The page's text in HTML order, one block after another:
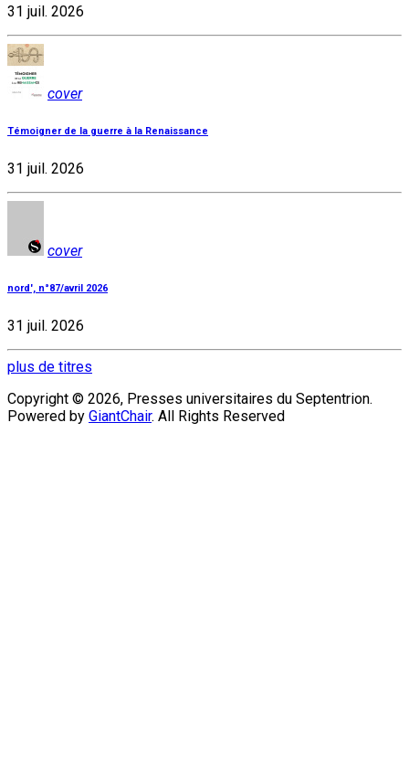
31 juil. 2026
cover
Témoigner de la guerre à la Renaissance
31 juil. 2026
cover
nord', n°87/avril 2026
31 juil. 2026
plus de titres
Copyright © 2026, Presses universitaires du Septentrion.
Powered by GiantChair. All Rights Reserved